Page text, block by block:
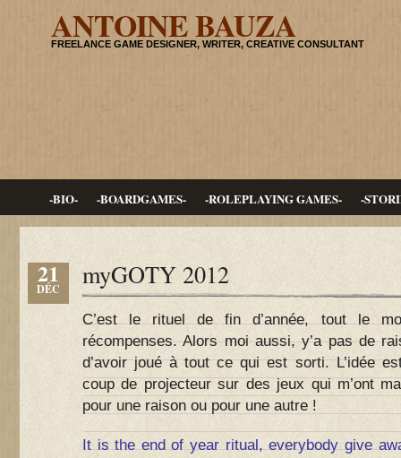
ANTOINE BAUZA
FREELANCE GAME DESIGNER, WRITER, CREATIVE CONSULTANT
-BIO- -BOARDGAMES- -ROLEPLAYING GAMES- -
21
DÉC myGOTY 2012
C’est le rituel de fin d’année, tout le
récompenses. Alors moi aussi, y’a pas de
d’avoir joué à tout ce qui est sorti. L’idée
coup de projecteur sur des jeux qui m’ont
pour une raison ou pour une autre !
It is the end of year ritual, everybody give